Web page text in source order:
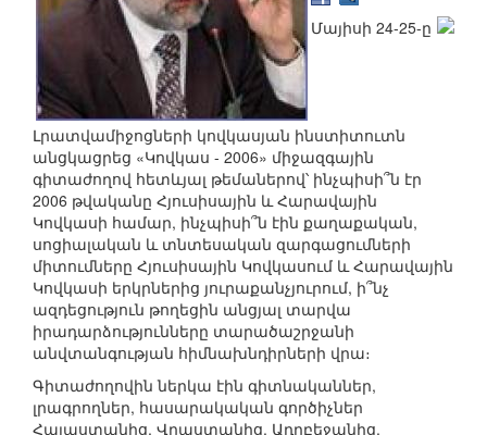
Մայիսի 24-25-ը
Լրատվամիջոցների կովկասյան ինստիտուտն
անցկացրեց «Կովկաս - 2006» միջազգային
գիտաժողով հետևյալ թեմաներով՝ ինչպիսի՞ն էր
2006 թվականը Հյուսիսային և Հարավային
Կովկասի համար, ինչպիսի՞ն էին քաղաքական,
սոցիալական և տնտեսական զարգացումների
միտումները Հյուսիսային Կովկասում և Հարավային
Կովկասի երկրներից յուրաքանչյուրում, ի՞նչ
ազդեցություն թողեցին անցյալ տարվա
իրադարձությունները տարածաշրջանի
անվտանգության հիմնախնդիրների վրա։
Գիտաժողովին ներկա էին գիտնականներ,
լրագրողներ, հասարակական գործիչներ
Հայաստանից, Վրաստանից, Ադրբեջանից,